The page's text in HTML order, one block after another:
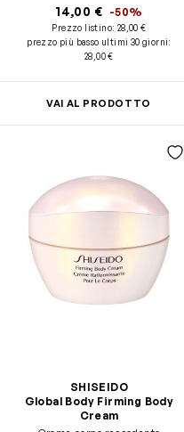
14,00 € -50%
Prezzo listino: 28,00 €
prezzo più basso ultimi 30 giorni:
28,00 €
VAI AL PRODOTTO
SHISEIDO
Global Body Firming Body
Cream